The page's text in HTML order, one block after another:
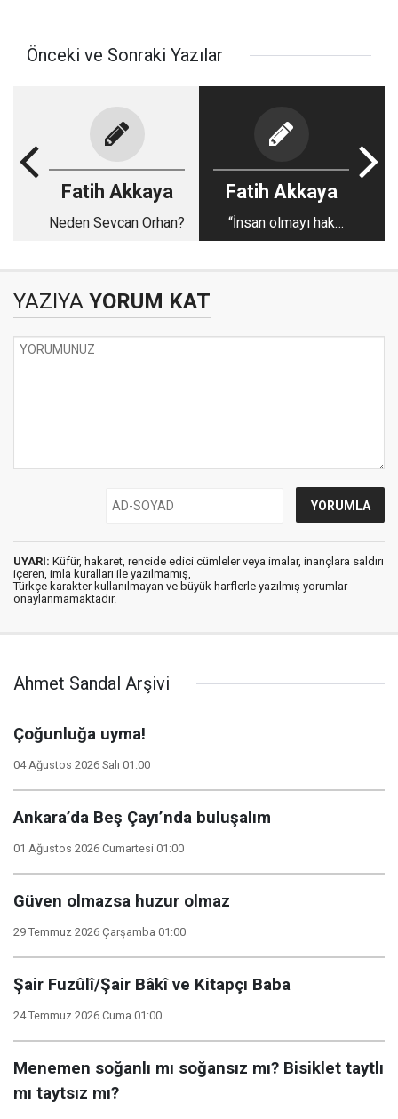
Önceki ve Sonraki Yazılar
Fatih Akkaya
Neden Sevcan Orhan?
Fatih Akkaya
“İnsan olmayı hak
etmiyorlar”
YAZIYA YORUM KAT
UYARI: Küfür, hakaret, rencide edici cümleler veya imalar, inançlara saldırı
içeren, imla kuralları ile yazılmamış,
Türkçe karakter kullanılmayan ve büyük harflerle yazılmış yorumlar
onaylanmamaktadır.
Ahmet Sandal Arşivi
Çoğunluğa uyma!
04 Ağustos 2026 Salı 01:00
Ankara’da Beş Çayı’nda buluşalım
01 Ağustos 2026 Cumartesi 01:00
Güven olmazsa huzur olmaz
29 Temmuz 2026 Çarşamba 01:00
Şair Fuzûlî/Şair Bâkî ve Kitapçı Baba
24 Temmuz 2026 Cuma 01:00
Menemen soğanlı mı soğansız mı? Bisiklet taytlı
mı taytsız mı?